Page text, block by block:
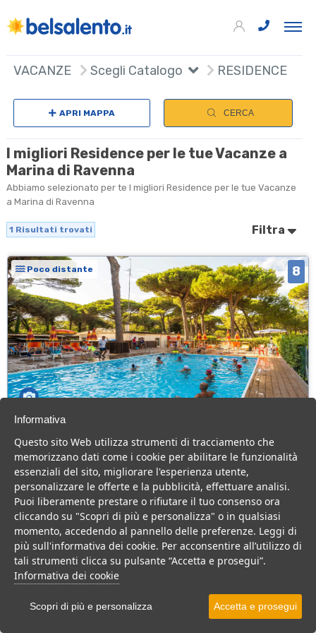
VACANZE Scegli Catalogo RESIDENCE
APRI MAPPA CERCA
I migliori Residence per le tue Vacanze a
Marina di Ravenna
Abbiamo selezionato per te I migliori Residence per le tue Vacanze
a Marina di Ravenna
1 Risultati trovati Filtra
Poco distante 8
Emilia Romagna > Ravenna > Marina di Ravenna
Camping Village immerso nella natura, a pochi passi dal mare.
Piscina, animazione e buona cucina.
Villaggio Residence Camping
VEDI SU MAPPA
INFO STRUTTURA
+
Informativa
Questo sito Web utilizza strumenti di tracciamento che
memorizzano dati come i cookie per abilitare le funzionalità
essenziali del sito, migliorare l'esperienza utente,
personalizzare le offerte e la pubblicità, effettuare analisi.
Puoi liberamente prestare o rifiutare il tuo consenso ora
cliccando su "Scopri di più e personalizza" o in qualsiasi
momento, accedendo al pannello delle preferenze. Leggi di
più sull'informativa dei cookie. Per acconsentire all’utilizzo di
tali strumenti clicca su pulsante “Accetta e prosegui”.
Informativa dei cookie
Scopri di più e personalizza Accetta e prosegui